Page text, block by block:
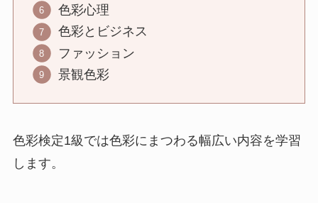
色彩心理
色彩とビジネス
ファッション
景観色彩
色彩検定1級では色彩にまつわる幅広い内容を学習
します。